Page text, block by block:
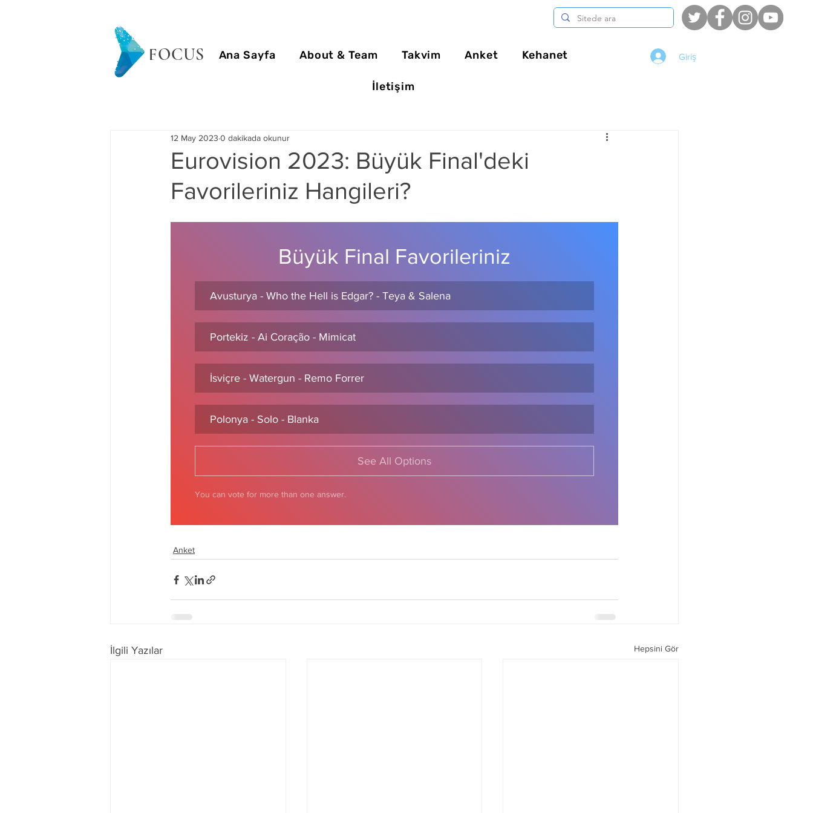
FOCUS Ana Sayfa About & Team Takvim Anket Kehanet
İletişim
Giriş
Eurovision 2023: Büyük Final'deki
Favorileriniz Hangileri?
12 May 2023 0 dakikada okunur
Büyük Final Favorileriniz
Avusturya - Who the Hell is Edgar? - Teya & Salena
Portekiz - Ai Coração - Mimicat
İsviçre - Watergun - Remo Forrer
Polonya - Solo - Blanka
See All Options
You can vote for more than one answer.
Anket
İlgili Yazılar Hepsini Gör